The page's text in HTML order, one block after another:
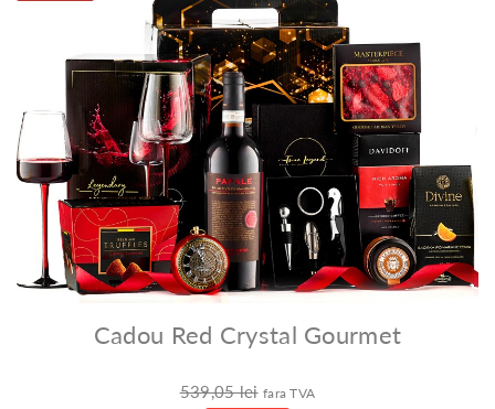
Cadou Red Crystal Gourmet
539,05 lei fara TVA